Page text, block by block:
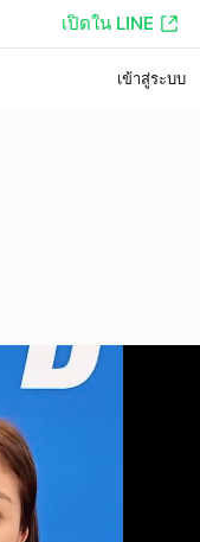
เปิดใน LINE
เข้าสู่ระบบ